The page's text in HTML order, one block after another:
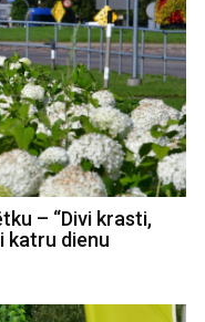
– “Divi krasti,
katru dienu